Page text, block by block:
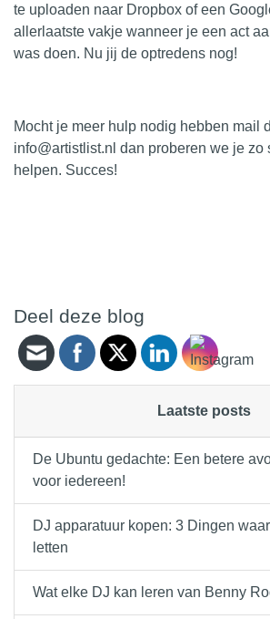
te uploaden naar Dropbox of een
allerlaatste vakje wanneer je een act
was doen. Nu jij de optredens nog!
Mocht je meer hulp nodig hebben mail
info@artistlist.nl dan proberen we je zo
helpen. Succes!
Deel deze blog
Laatste posts
De Ubuntu gedachte: Een betere
voor iedereen!
DJ apparatuur kopen: 3 Dingen
letten
Wat elke DJ kan leren van Benny